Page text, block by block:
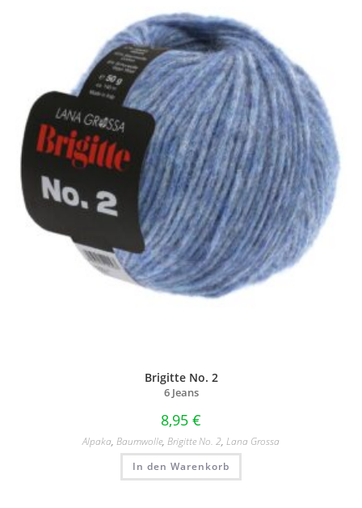
Brigitte No. 2
6 Jeans
8,95 €
Alpaka, Baumwolle, Brigitte No. 2, Lana Grossa
In den Warenkorb